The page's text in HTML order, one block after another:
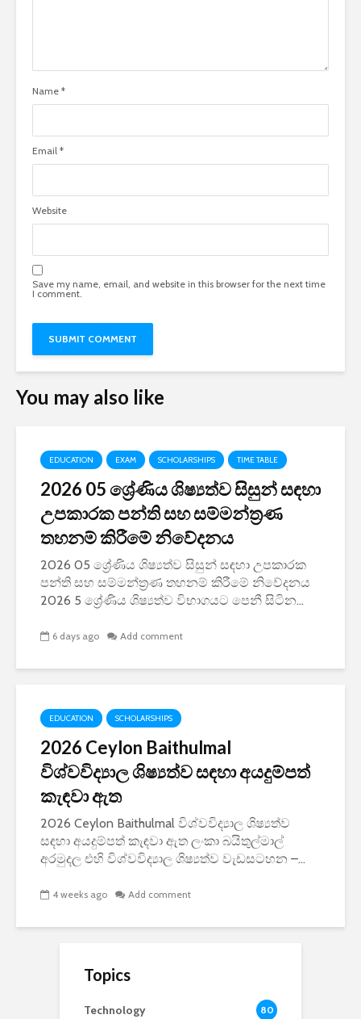
Name *
Email *
Website
Save my name, email, and website in this browser for the next time
I comment.
You may also like
EDUCATION EXAM SCHOLARSHIPS TIME TABLE
2026 05 ශ්‍රේණිය ශිෂ්‍යත්ව සිසුන් සඳහා
උපකාරක පන්ති සහ සම්මන්ත්‍රණ
තහනම් කිරීමේ නිවේදනය
2026 05 ශ්‍රේණිය ශිෂ්‍යත්ව සිසුන් සඳහා උපකාරක
පන්ති සහ සම්මන්ත්‍රණ තහනම් කිරීමේ නිවේදනය
2026 5 ශ්‍රේණිය ශිෂ්‍යත්ව විභාගයට පෙනී සිටින...
6 days ago Add comment
EDUCATION SCHOLARSHIPS
2026 Ceylon Baithulmal
විශ්වවිද්‍යාල ශිෂ්‍යත්ව සඳහා අයදුම්පත්
කැඳවා ඇත
2026 Ceylon Baithulmal විශ්වවිද්‍යාල ශිෂ්‍යත්ව
සඳහා අයදුම්පත් කැඳවා ඇත ලංකා බයිතුල්මාල්
අරමුදල එහි විශ්වවිද්‍යාල ශිෂ්‍යත්ව වැඩසටහන –...
4 weeks ago Add comment
Topics
Technology 80